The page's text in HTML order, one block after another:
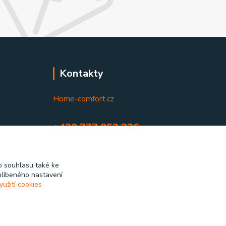
Kontakty
Home-comfort.cz
+420 777 852 326
souhlasu také ke
nastavení
cookies